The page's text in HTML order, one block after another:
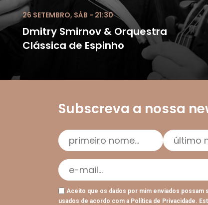
26 SETEMBRO, SÁB - 21:30
Dmitry Smirnov & Orquestra
Clássica de Espinho
Subscreva a nossa
Aceito que os dados por mim enviados possam
usados de acordo com a Política de Privacidade.